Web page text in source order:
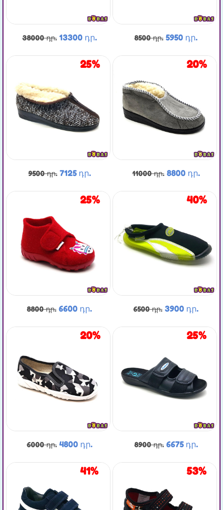
13300 դր.
38000 դր.
25%
7125 դր.
9500 դր.
25%
6600 դր.
8800 դր.
20%
4800 դր.
6000 դր.
41%
5950 դր.
8500 դր.
20%
8800 դր.
11000 դր.
40%
3900 դր.
6500 դր.
25%
6675 դր.
8900 դր.
53%